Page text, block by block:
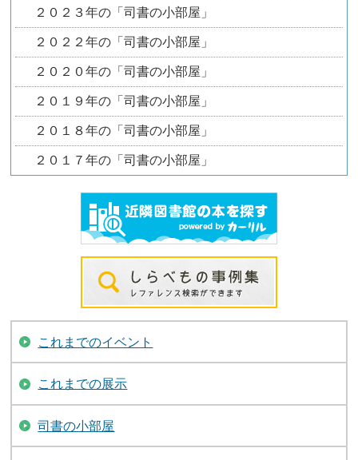
２０２３年の「司書の小部屋」
２０２２年の「司書の小部屋」
２０２０年の「司書の小部屋」
２０１９年の「司書の小部屋」
２０１８年の「司書の小部屋」
２０１７年の「司書の小部屋」
これまでのイベント
これまでの展示
司書の小部屋